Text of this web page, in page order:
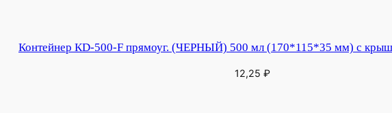
Контейнер КD-500-F прямоуг. (ЧЕРНЫЙ) 500 мл (170*115*35 мм) с
12,25 ₽